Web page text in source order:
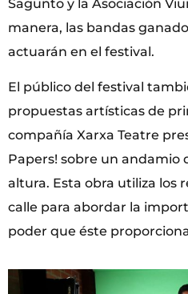
Sagunto y la Asociación
manera, las bandas
actuarán en el festival.
El público del festival
propuestas artísticas de
compañía Xarxa Teatre
Papers! sobre un andamio
altura. Esta obra utiliza los
calle para abordar la
poder que éste